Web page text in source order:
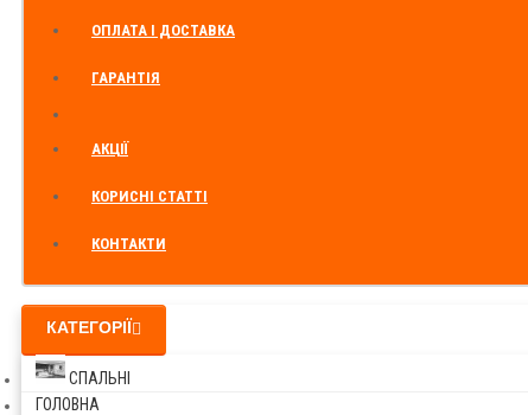
ОПЛАТА І ДОСТАВКА
ГАРАНТІЯ
АКЦІЇ
КОРИСНІ СТАТТІ
КОНТАКТИ
КАТЕГОРІЇ
СПАЛЬНІ
ГОЛОВНА